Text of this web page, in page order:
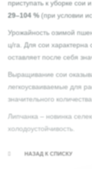
приступать к уборке
29–104 %(при условии
Урожайность озимой
ц/га. Для сои характерна
оставляет после себя
Выращивание сои
легкоусваиваемые для
значительного
Липчанка – новинка
холодоустойчивость.
НАЗАД К СПИСКУ